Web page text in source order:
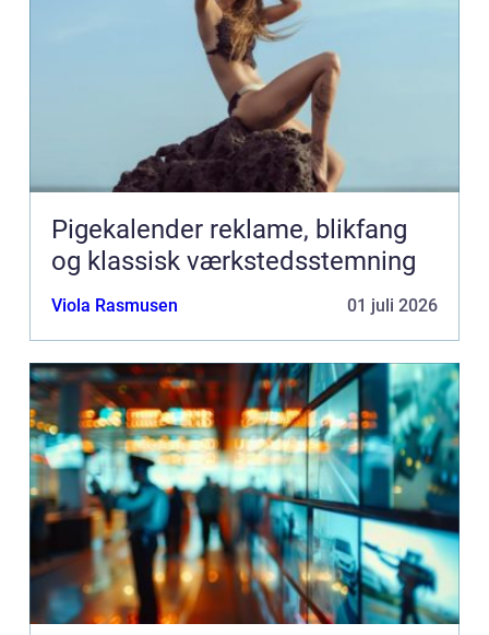
Pigekalender reklame, blikfang
og klassisk værkstedsstemning
Viola Rasmusen 01 juli 2026